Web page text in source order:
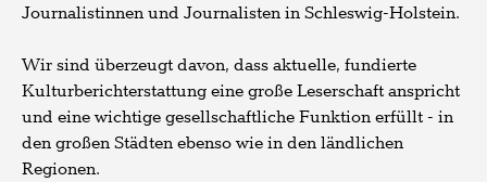
Journalistinnen und Journalisten in Schleswig-Holstein.
Wir sind überzeugt davon, dass aktuelle, fundierte
Kulturberichterstattung eine große Leserschaft anspricht
und eine wichtige gesellschaftliche Funktion erfüllt - in
den großen Städten ebenso wie in den ländlichen
Regionen.